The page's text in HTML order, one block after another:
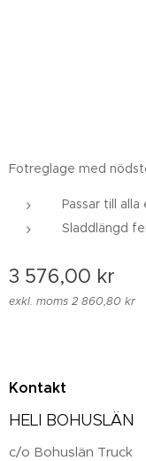
Fotreglage med
Passar till
Sladdlängd
3 576,00 kr
exkl. moms 2 860,80 kr
Kontakt
HELI BOHUSLÄN
c/o Bohuslän Truck